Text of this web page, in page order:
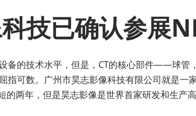
Group Visit
Exhibitor List
Business Matchmaking
TAP Program
Exhibition News
Cooperative Media
技已确认参展
备的技术水平，但是，CT的核心部件——球
指可数。广州市昊志影像科技有限公司就是
两年，但是昊志影像是世界首家研发和生产